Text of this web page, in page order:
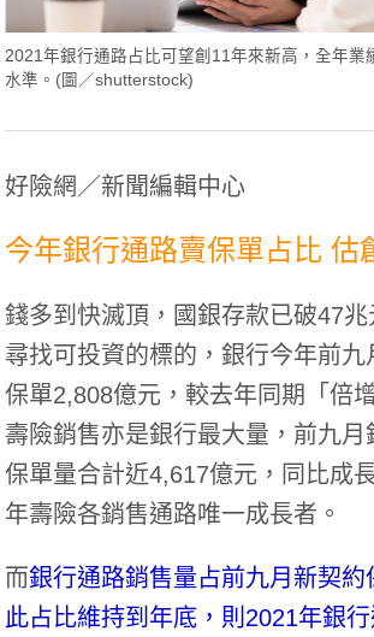
2021年銀行通路占比可望創11年來新高，全年業
水準。(圖／shutterstock)
好險網／新聞編輯中心
今年銀行通路賣保單占比 估
錢多到快滅頂，國銀存款已破47
尋找可投資的標的，銀行今年前九
保單2,808億元，較去年同期「倍
壽險銷售亦是銀行最大量，前九月
保單量合計近4,617億元，同比成
年壽險各銷售通路唯一成長者。
而銀行通路銷售量占前九月新契約
此占比維持到年底，則2021年銀